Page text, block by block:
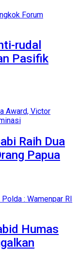
rudal
Pasifik
Raih Dua
Papua
Humas